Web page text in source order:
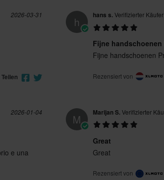
2026-03-31
Teilen
h hans s.Verifizierter Käufer
Fijne handschoenen
Fijne handschoenen
Rezensiert von
2026-01-04
e una
M Marijan S.Verifizierter
Great
Great
Rezensiert von